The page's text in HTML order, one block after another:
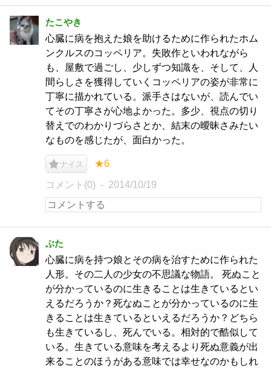
たこやき
心臓に病を抱えた娘を助けるために作られたホム
ンクルスのコッペリア。失敗作といわれながら
も、屋敷で過ごし、少しずつ知識を、そして、人
間らしさを獲得していくコッペリアの姿が非常に
丁寧に描かれている。派手さはないが、読んでい
てその丁寧さが心地よかった。多少、視点の切り
替えでのわかりづらさとか、結末の曖昧さみたい
なものを感じたが、面白かった。
ナイス ★6
コメント(0) 2014/10/19
ぶた
心臓に病を持つ娘とその病を治すために作られた
人形。その二人の少女の不思議な物語。 死ぬこと
が分かっているのに生きることは生きているとい
えるだろうか？死なぬことが分かっているのに生
きることは生きているといえるだろうか？どちら
も生きているし、死んでいる。相対的で酷似して
いる。生きている意味を考えるより死ぬ意義が出
来ることのほうがある意味では幸せなのかもしれ